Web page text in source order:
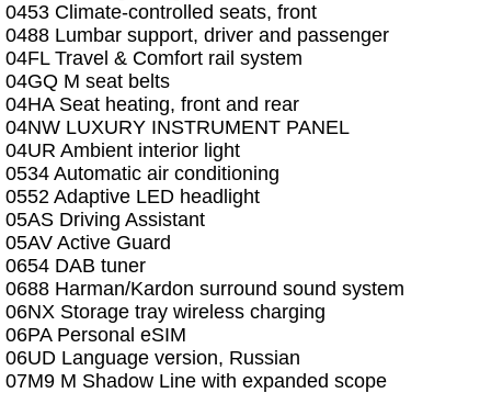
0453 Climate-controlled seats, front
0488 Lumbar support, driver and passenger
04FL Travel & Comfort rail system
04GQ M seat belts
04HA Seat heating, front and rear
04NW LUXURY INSTRUMENT PANEL
04UR Ambient interior light
0534 Automatic air conditioning
0552 Adaptive LED headlight
05AS Driving Assistant
05AV Active Guard
0654 DAB tuner
0688 Harman/Kardon surround sound system
06NX Storage tray wireless charging
06PA Personal eSIM
06UD Language version, Russian
07M9 M Shadow Line with expanded scope